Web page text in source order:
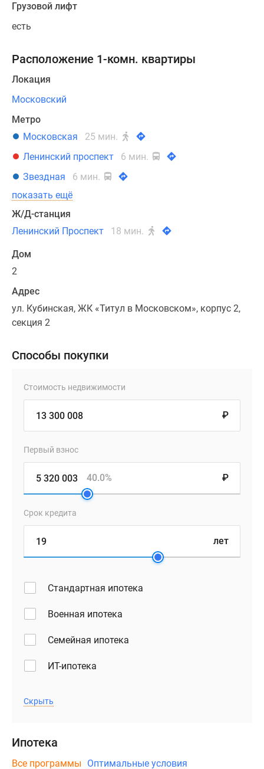
Грузовой лифт
есть
Расположение 1-комн. квартиры
Локация
Московский
Метро
Московская
25 мин.
Ленинский проспект
6 мин.
Звездная
6 мин.
показать ещё
Ж/Д-станция
Ленинский Проспект
18 мин.
Дом
2
Адрес
ул. Кубинская, ЖК «Титул в Московском», корпус 2,
секция 2
Способы покупки
Стоимость недвижимости
₽
Первый взнос
₽
40.0%
Срок кредита
лет
Стандартная ипотека
Военная ипотека
Семейная ипотека
ИТ-ипотека
Скрыть
Ипотека
Все программы Оптимальные условия